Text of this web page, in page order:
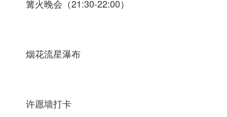
篝火晚会（21:30-22:00）
烟花流星瀑布
许愿墙打卡